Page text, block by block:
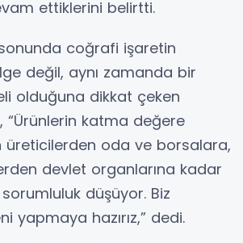
ettiklerini belirtti.
sonunda coğrafi işaretin
değil, aynı zamanda bir
olduğuna dikkat çeken
“Ürünlerin katma değere
üreticilerden oda ve borsalara,
devlet organlarına kadar
düşüyor. Biz
yapmaya hazırız,” dedi.